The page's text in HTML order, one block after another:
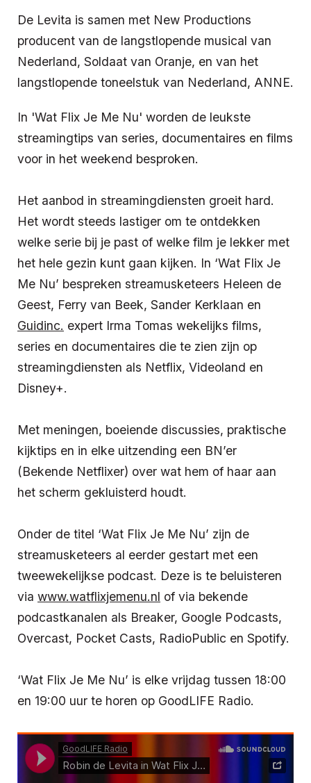
De Levita is samen met New Productions
producent van de langstlopende musical van
Nederland, Soldaat van Oranje, en van het
langstlopende toneelstuk van Nederland, ANNE.
In 'Wat Flix Je Me Nu' worden de leukste
streamingtips van series, documentaires en films
voor in het weekend besproken.
Het aanbod in streamingdiensten groeit hard.
Het wordt steeds lastiger om te ontdekken
welke serie bij je past of welke film je lekker met
het hele gezin kunt gaan kijken. In ‘Wat Flix Je
Me Nu’ bespreken streamusketeers Heleen de
Geest, Ferry van Beek, Sander Kerklaan en
Guidinc. expert Irma Tomas wekelijks films,
series en documentaires die te zien zijn op
streamingdiensten als Netflix, Videoland en
Disney+.
Met meningen, boeiende discussies, praktische
kijktips en in elke uitzending een BN’er
(Bekende Netflixer) over wat hem of haar aan
het scherm gekluisterd houdt.
Onder de titel ‘Wat Flix Je Me Nu’ zijn de
streamusketeers al eerder gestart met een
tweewekelijkse podcast. Deze is te beluisteren
via www.watflixjemenu.nl of via bekende
podcastkanalen als Breaker, Google Podcasts,
Overcast, Pocket Casts, RadioPublic en Spotify.
‘Wat Flix Je Me Nu’ is elke vrijdag tussen 18:00
en 19:00 uur te horen op GoodLIFE Radio.